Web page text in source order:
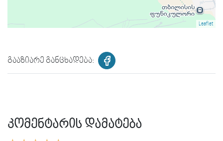
Leaflet
გააზიარე განცხადება:
კომენტარის დამატება